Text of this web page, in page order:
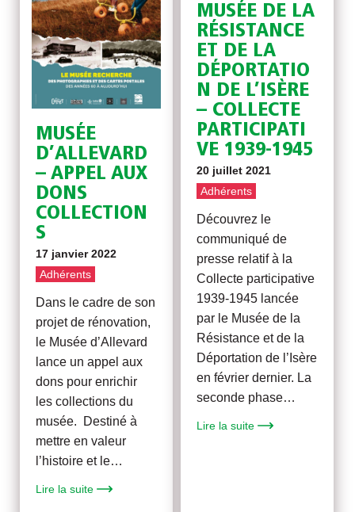
MUSÉE
D’ALLEVARD
– APPEL AUX
DONS
COLLECTION
S
17 janvier 2022
Adhérents
Dans le cadre de son
projet de rénovation,
le Musée d’Allevard
lance un appel aux
dons pour enrichir
les collections du
musée. Destiné à
mettre en valeur
l’histoire et le…
Lire la suite
MUSÉE DE LA
RÉSISTANCE
ET DE LA
DÉPORTATIO
N DE L’ISÈRE
– COLLECTE
PARTICIPATI
VE 1939-1945
20 juillet 2021
Adhérents
Découvrez le
communiqué de
presse relatif à la
Collecte participative
1939-1945 lancée
par le Musée de la
Résistance et de la
Déportation de l’Isère
en février dernier. La
seconde phase…
Lire la suite